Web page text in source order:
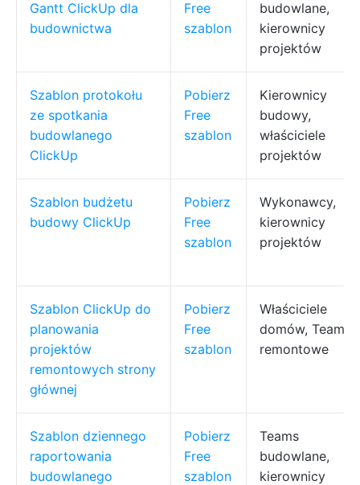
Gantt ClickUp dla
budownictwa
Free
szablon
budowlane,
kierownicy
projektów
Szablon protokołu
ze spotkania
budowlanego
ClickUp
Pobierz
Free
szablon
Kierownicy
budowy,
właściciele
projektów
Szablon budżetu
budowy ClickUp
Pobierz
Free
szablon
Wykonawcy,
kierownicy
projektów
Szablon ClickUp do
planowania
projektów
remontowych strony
głównej
Pobierz
Free
szablon
Właściciele
domów, Teams
remontowe
Szablon dziennego
raportowania
budowlanego
Pobierz
Free
szablon
Teams
budowlane,
kierownicy